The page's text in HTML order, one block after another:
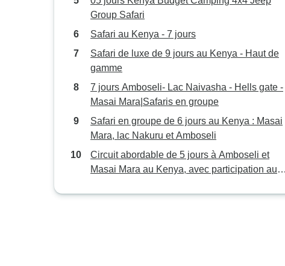
Group Safari
Safari au Kenya - 7 jours
Safari de luxe de 9 jours au Kenya - Haut de
gamme
7 jours Amboseli- Lac Naivasha - Hells gate -
Masai Mara|Safaris en groupe
Safari en groupe de 6 jours au Kenya : Masai
Mara, lac Nakuru et Amboseli
Circuit abordable de 5 jours à Amboseli et
Masai Mara au Kenya, avec participation au